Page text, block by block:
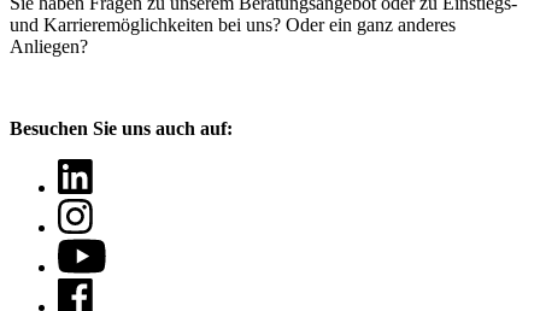
und Karrieremöglichkeiten bei uns? Oder ein ganz anderes
Anliegen?
Besuchen Sie uns auch auf: